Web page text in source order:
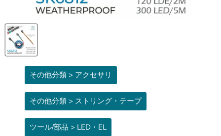
その他分類 > アクセサリ
その他分類 > ストリング・テープ
ツール/部品 > LED・EL